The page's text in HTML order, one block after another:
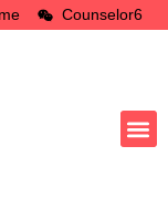
Counselor6